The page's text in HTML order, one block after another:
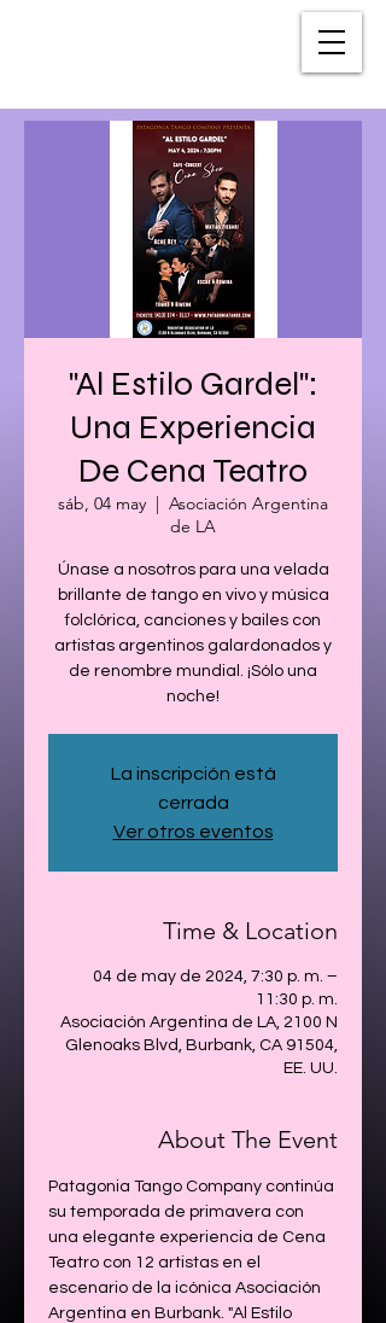
"Al Estilo Gardel":
Una Experiencia
De Cena Teatro
sáb, 04 may
  |
Asociación Argentina
de LA
Únase a nosotros para una velada
brillante de tango en vivo y música
folclórica, canciones y bailes con
artistas argentinos galardonados y
de renombre mundial. ¡Sólo una
noche!
La inscripción está
cerrada
Ver otros eventos
Time & Location
04 de may de 2024, 7:30 p. m. –
11:30 p. m.
Asociación Argentina de LA, 2100 N
Glenoaks Blvd, Burbank, CA 91504,
EE. UU.
About The Event
Patagonia Tango Company continúa
su temporada de primavera con
una elegante experiencia de Cena
Teatro con 12 artistas en el
escenario de la icónica Asociación
Argentina en Burbank. "Al Estilo